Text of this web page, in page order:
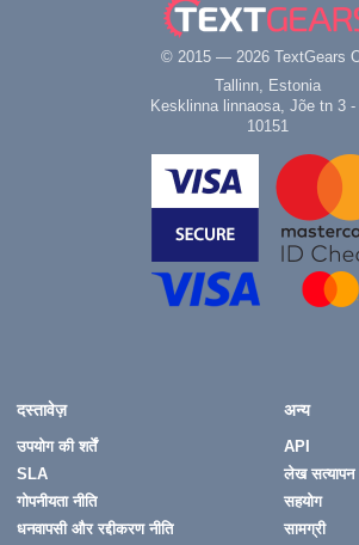
© 2015 — 2026 TextGears
Tallinn, Estonia
Kesklinna linnaosa, Jõe tn 3 -
10151
दस्तावेज़
उपयोग की शर्तें
SLA
गोपनीयता नीति
धनवापसी और रद्दीकरण नीति
अन्य
API
लेख सत्यापन
सहयोग
सामग्री